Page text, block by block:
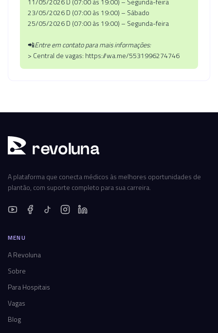
23/05/2026 D (07:00 às 19:00) – Sábado
25/05/2026 D (07:00 às 19:00) – Segunda-feira
📲Entre em contato para mais informações:
> Central de vagas: https://wa.me/5531996274746
revoluna
A plataforma que conecta médicos às melhores oportunidades de
plantão, com suporte completo para sua carreira.
MENU
A Revoluna
Sobre
Para Hospitais
Vagas
Blog